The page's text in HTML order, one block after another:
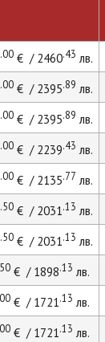
.00€ / 2460.43 лв.
.00€ / 2395.89 лв.
.00€ / 2395.89 лв.
.00€ / 2239.43 лв.
.00€ / 2135.77 лв.
.50€ / 2031.13 лв.
.50€ / 2031.13 лв.
€ / 1898.13 лв.
€ / 1721.13 лв.
€ / 1721.13 лв.